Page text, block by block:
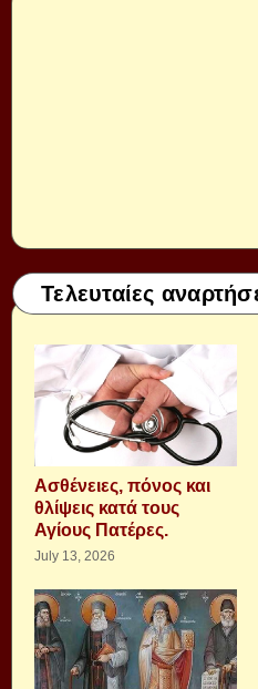
Τελευταίες
Aσθένειες, πόνος και
θλίψεις κατά τους
Αγίους Πατέρες.
July 13, 2026